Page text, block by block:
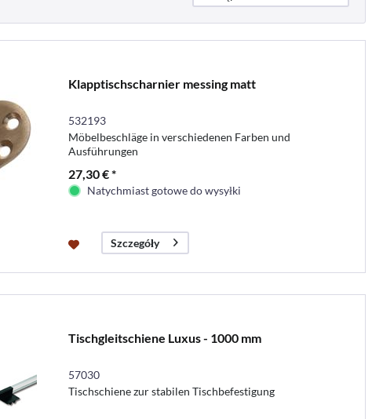
Klapptischscharnier messing matt
532193
Möbelbeschläge in verschiedenen Farben und
Ausführungen
27,30 € *
Natychmiast gotowe do wysyłki
Szczegóły
Tischgleitschiene Luxus - 1000 mm
57030
Tischschiene zur stabilen Tischbefestigung